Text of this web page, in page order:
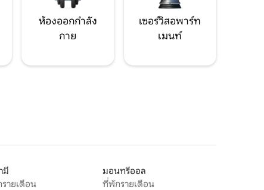
ห้องออกกำลัง
กาย
เซอร์วิสอพาร์ท
เมนท์
มี
ายเดือน
มอนทรีออล
ที่พักรายเดือน